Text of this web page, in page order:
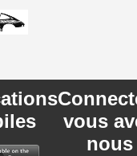
vous
nous